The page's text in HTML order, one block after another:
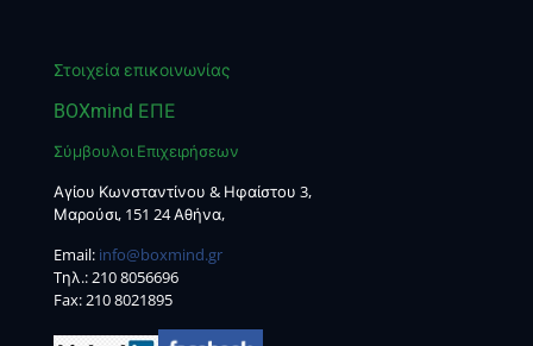
Στοιχεία επικοινωνίας
BOXmind ΕΠΕ
Σύμβουλοι Επιχειρήσεων
Αγίου Κωνσταντίνου & Ηφαίστου 3,
Μαρούσι, 151 24 Αθήνα,
Email: info@boxmind.gr
Tηλ.:210 8056696
Fax: 210 8021895